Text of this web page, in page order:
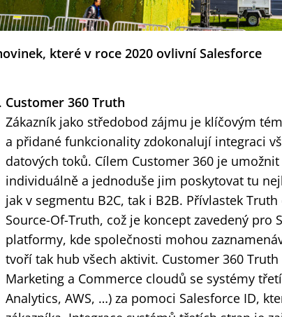
které v roce 2020 ovlivní Salesforce
Customer 360 Truth
Zákazník jako středobod zájmu je klíčovým
a přidané funkcionality zdokonalují integraci
datových toků. Cílem Customer 360 je
individuálně a jednoduše jim poskytovat tu
jak v segmentu B2C, tak i B2B. Přívlastek
Source-Of-Truth, což je koncept zavedený pro
platformy, kde společnosti mohou
tvoří tak hub všech aktivit. Customer 360 Truth
Marketing a Commerce cloudů se systémy
Analytics, AWS, …) za pomoci Salesforce ID,